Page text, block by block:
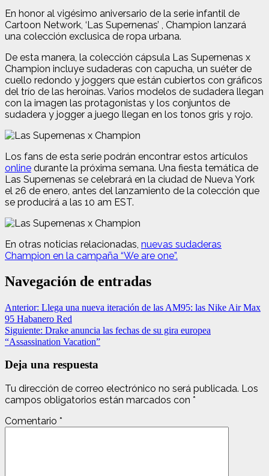
En honor al vigésimo aniversario de la serie infantil de
Cartoon Network, ‘Las Supernenas’ , Champion lanzará
una colección exclusica de ropa urbana.
De esta manera, la colección cápsula Las Supernenas x
Champion incluye sudaderas con capucha, un suéter de
cuello redondo y joggers que están cubiertos con gráficos
del trío de las heroínas. Varios modelos de sudadera llegan
con la imagen las protagonistas y los conjuntos de
sudadera y jogger a juego llegan en los tonos gris y rojo.
Los fans de esta serie podrán encontrar estos artículos
online durante la próxima semana. Una fiesta temática de
Las Supernenas se celebrará en la ciudad de Nueva York
el 26 de enero, antes del lanzamiento de la colección que
se producirá a las 10 am EST.
En otras noticias relacionadas, nuevas sudaderas
Champion en la campaña “We are one”.
Navegación de entradas
Anterior: Llega una nueva iteración de las AM95: las Nike Air Max
95 Habanero Red
Siguiente: Drake anuncia las fechas de su gira europea
“Assassination Vacation”
Deja una respuesta
Tu dirección de correo electrónico no será publicada. Los
campos obligatorios están marcados con *
Comentario *